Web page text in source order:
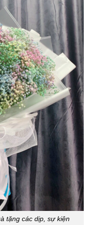
tặng các dịp, sự kiện